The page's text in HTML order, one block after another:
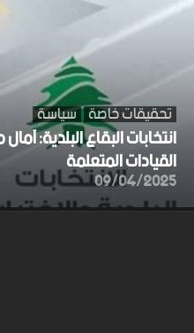
تحقيقات خاصة سياسة
انتخابات البقاع البلدية:
القيادات المتعلمة
09/04/2025